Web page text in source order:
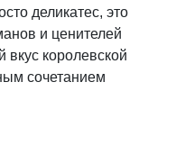
деликатес, это
и ценителей
вкус королевской
сочетанием